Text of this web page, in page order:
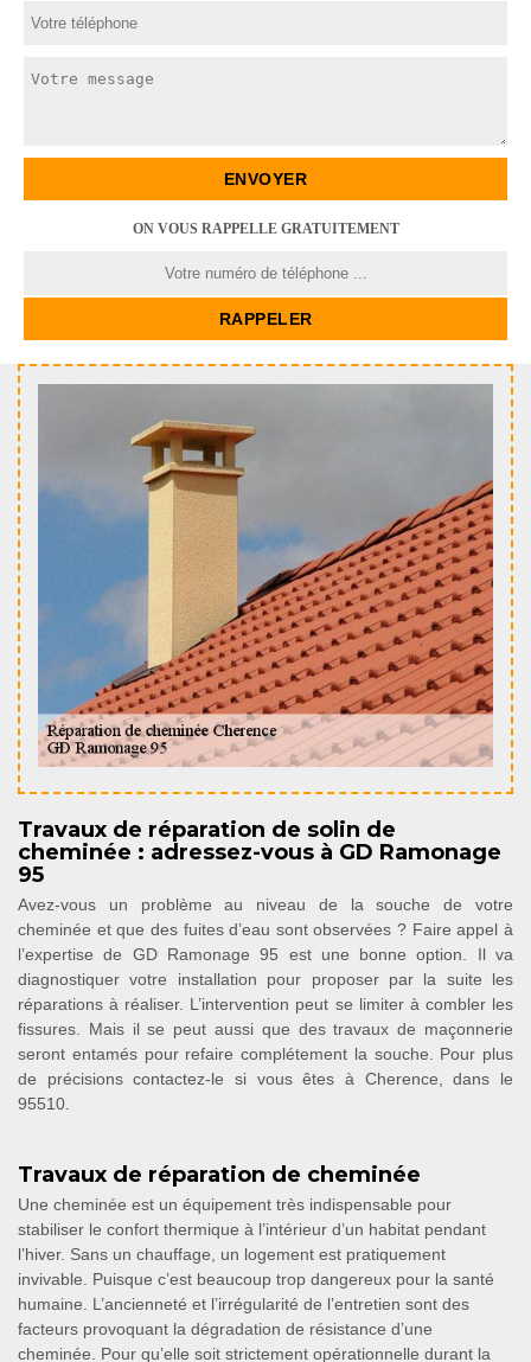
ON VOUS RAPPELLE GRATUITEMENT
Travaux de réparation de solin de
cheminée : adressez-vous à GD Ramonage
95
Avez-vous un problème au niveau de la souche de votre
cheminée et que des fuites d’eau sont observées ? Faire appel à
l’expertise de GD Ramonage 95 est une bonne option. Il va
diagnostiquer votre installation pour proposer par la suite les
réparations à réaliser. L’intervention peut se limiter à combler les
fissures. Mais il se peut aussi que des travaux de maçonnerie
seront entamés pour refaire complétement la souche. Pour plus
de précisions contactez-le si vous êtes à Cherence, dans le
95510.
Travaux de réparation de cheminée
Une cheminée est un équipement très indispensable pour
stabiliser le confort thermique à l’intérieur d’un habitat pendant
l’hiver. Sans un chauffage, un logement est pratiquement
invivable. Puisque c’est beaucoup trop dangereux pour la santé
humaine. L’ancienneté et l’irrégularité de l’entretien sont des
facteurs provoquant la dégradation de résistance d’une
cheminée. Pour qu’elle soit strictement opérationnelle durant la